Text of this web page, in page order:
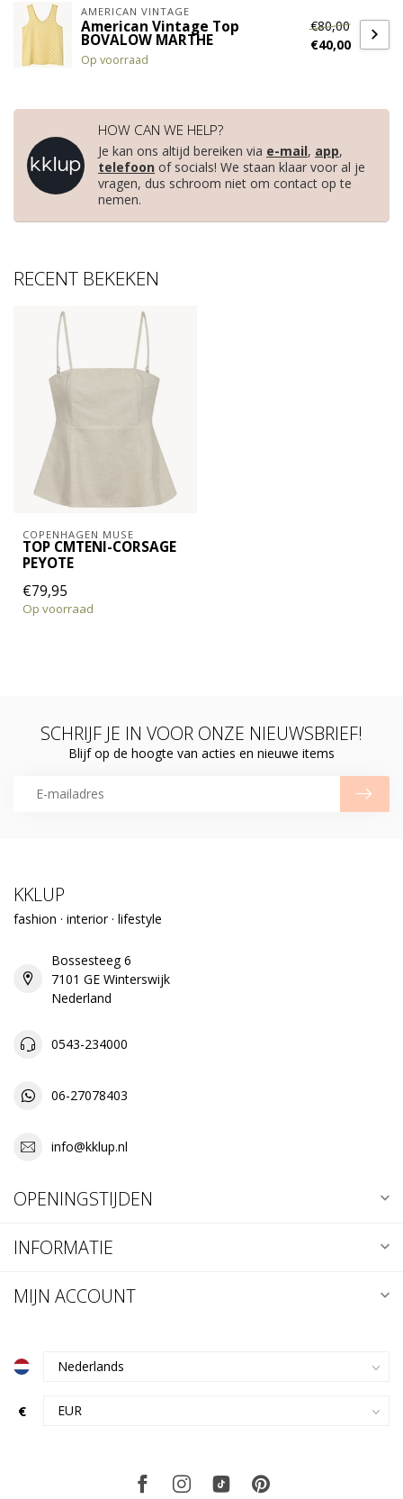
AMERICAN VINTAGE
American Vintage Top
BOVALOW MARTHE
Op voorraad
€80,00
€40,00
HOW CAN WE HELP?
Je kan ons altijd bereiken via e-mail, app,
telefoon of socials! We staan klaar voor al je
vragen, dus schroom niet om contact op te
nemen.
RECENT BEKEKEN
COPENHAGEN MUSE
TOP CMTENI-CORSAGE
PEYOTE
€79,95
Op voorraad
SCHRIJF JE IN VOOR ONZE NIEUWSBRIEF!
Blijf op de hoogte van acties en nieuwe items
KKLUP
fashion · interior · lifestyle
Bossesteeg 6
7101 GE Winterswijk
Nederland
0543-234000
06-27078403
info@kklup.nl
OPENINGSTIJDEN
INFORMATIE
MIJN ACCOUNT
€